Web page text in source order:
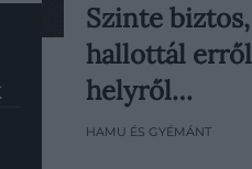
A Gízai nagy
Machu Picchuhoz
építményekről
hallott, azonban
kevésbé ismert
Szinte
hallottál erről
helyről…
HAMU ÉS GYÉMÁNT